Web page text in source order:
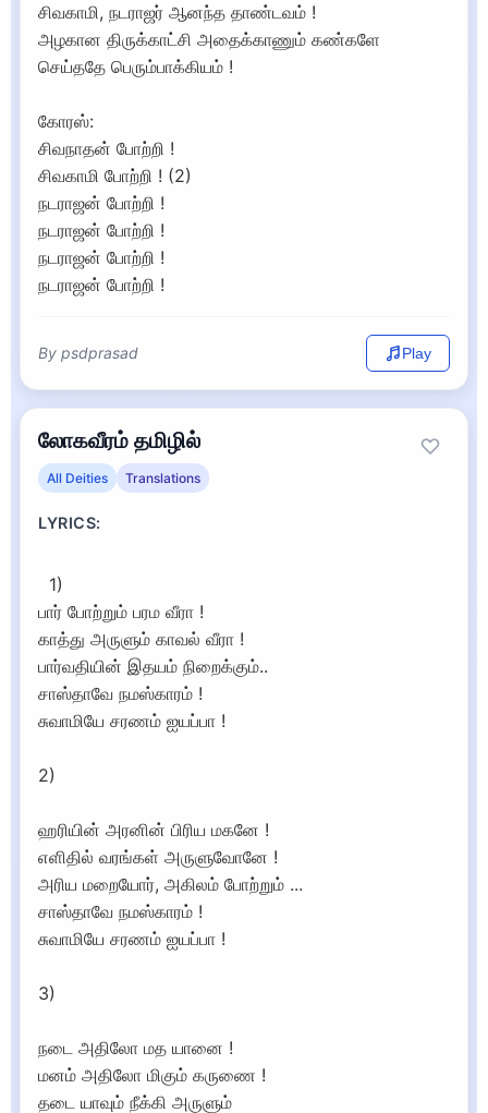
சிவகாமி, நடராஜர் ஆனந்த தாண்டவம் !
அழகான திருக்காட்சி அதைக்காணும் கண்களே
செய்ததே பெரும்பாக்கியம் !
கோரஸ்:
சிவநாதன் போற்றி !
சிவகாமி போற்றி ! (2)
நடராஜன் போற்றி !
நடராஜன் போற்றி !
நடராஜன் போற்றி !
நடராஜன் போற்றி !
By psdprasad Play
லோகவீரம் தமிழில்
All Deities Translations
LYRICS:
1)
பார் போற்றும் பரம வீரா !
காத்து அருளும் காவல் வீரா !
பார்வதியின் இதயம் நிறைக்கும்..
சாஸ்தாவே நமஸ்காரம் !
சுவாமியே சரணம் ஐயப்பா !
2)
ஹரியின் அரனின் பிரிய மகனே !
எளிதில் வரங்கள் அருளுவோனே !
அரிய மறையோர், அகிலம் போற்றும் ...
சாஸ்தாவே நமஸ்காரம் !
சுவாமியே சரணம் ஐயப்பா !
3)
நடை அதிலோ மத யானை !
மனம் அதிலோ‌ மிகும் கருணை !
தடை யாவும் நீக்கி அருளும்